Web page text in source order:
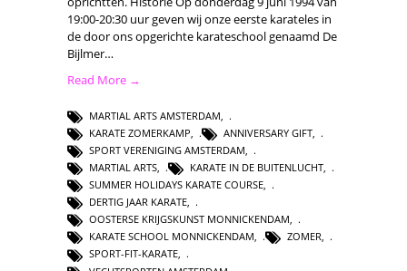
19:00-20:30 uur geven wij onze eerste karateles in
de door ons opgerichte karateschool genaamd De
Bijlmer…
Read More →
MARTIAL ARTS AMSTERDAM
KARATE ZOMERKAMP, ANNIVERSARY GIFT,
SPORT VERENIGING AMSTERDAM,
MARTIAL ARTS, KARATE IN DE BUITENLUCHT,
SUMMER HOLIDAYS KARATE COURSE,
DERTIG JAAR KARATE,
OOSTERSE KRIJGSKUNST MONNICKENDAM,
KARATE SCHOOL MONNICKENDAM, ZOMER,
SPORT-FIT-KARATE,